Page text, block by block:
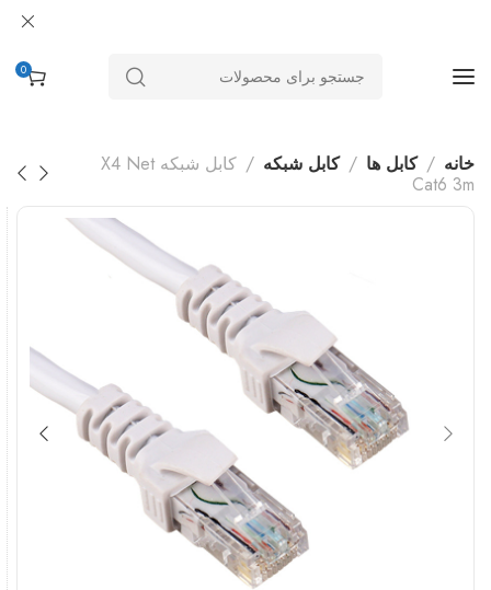
0
خانه کابل ها کابل شبکه
کابل شبکه X4 Net
Cat6 3m